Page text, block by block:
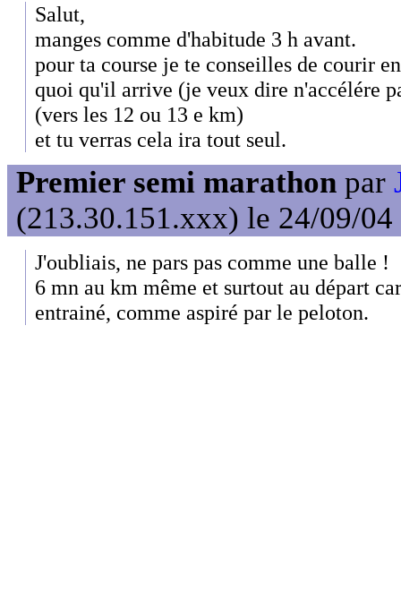
Salut,
manges comme d'habitude 3 h avant.
pour ta course je te conseilles de courir
quoi qu'il arrive (je veux dire n'accélére
(vers les 12 ou 13 e km)
et tu verras cela ira tout seul.
Premier semi marathon par
(213.30.151.xxx) le 24/09/04
J'oubliais, ne pars pas comme une balle !
6 mn au km même et surtout au départ
entrainé, comme aspiré par le peloton.